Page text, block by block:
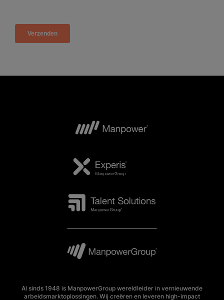
Al sinds 1948 is ManpowerGroup wereldleider in vernieuwende
arbeidsmarktoplossingen. Wij creëren en leveren high-impact